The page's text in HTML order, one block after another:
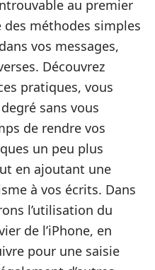
au premier
méthodes simples
vos messages,
Découvrez
pratiques, vous
sans vous
de rendre vos
un peu plus
en ajoutant une
à vos écrits. Dans
l’utilisation du
de l’iPhone, en
pour une saisie